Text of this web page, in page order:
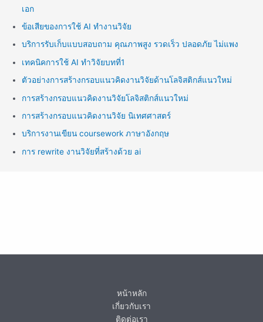
เอก
ข้อเสียของการใช้ AI ทำงานวิจัย
บริการรับเก็บแบบสอบถาม คุณภาพสูง รวดเร็ว ปลอดภัย ไม่แพง
เทคนิคการใช้ AI ทำวิจัยบทที่1
ตัวอย่างการสร้างกรอบแนวคิดงานวิจัยด้านโลจิสติกส์แนวใหม่
การสร้างกรอบแนวคิดงานวิจัยโลจิสติกส์แนวใหม่
การสร้างกรอบแนวคิดงานวิจัย นิเทศศาสตร์
บริการงานเขียน coursework ภาษาอังกฤษ
การ rewrite งานวิจัยที่สร้างด้วย ai
หน้าหลัก
เกี่ยวกับเรา
ติดต่อเรา